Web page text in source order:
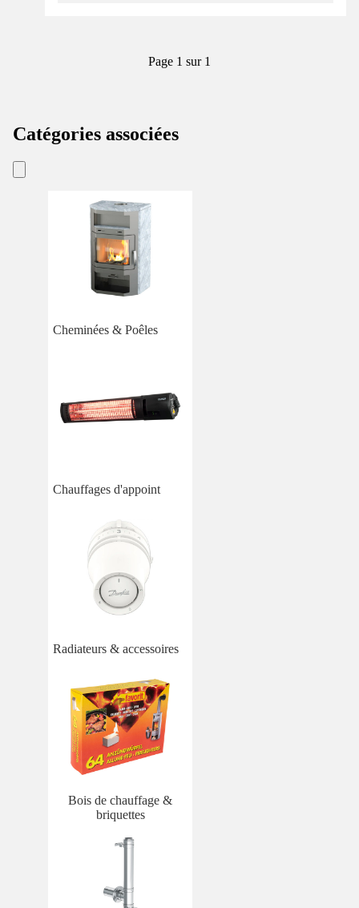
Page 1 sur 1
Catégories associées
Cheminées & Poêles
Chauffages d'appoint
Radiateurs & accessoires
Bois de chauffage &
briquettes